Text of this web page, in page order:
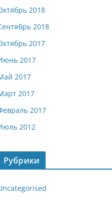
2018
2018
2017
2017
2017
2017
2017
2012
Рубрики